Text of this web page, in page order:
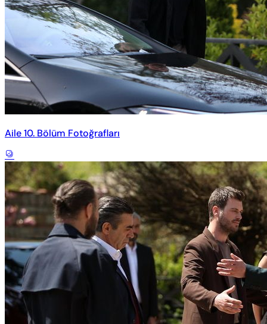
Aile 10. Bölüm Fotoğrafları